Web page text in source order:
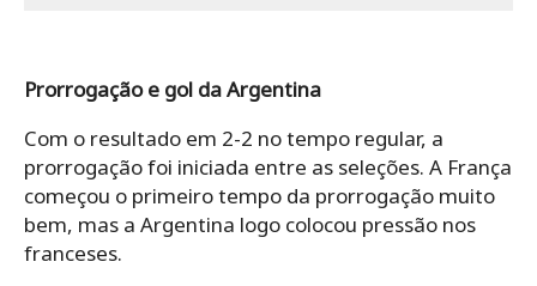
Prorrogação e gol da Argentina
Com o resultado em 2-2 no tempo regular, a
prorrogação foi iniciada entre as seleções. A França
começou o primeiro tempo da prorrogação muito
bem, mas a Argentina logo colocou pressão nos
franceses.